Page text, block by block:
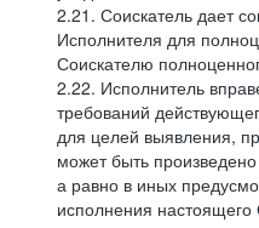
2.21. Соискатель дает
Исполнителя для
Соискателю
2.22. Исполнитель
требований
для целей выявления,
может быть
а равно в иных
исполнения настоящего